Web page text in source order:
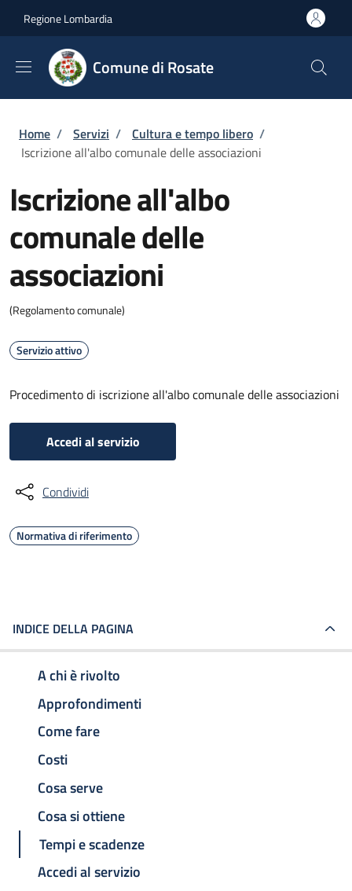
Regione Lombardia
Comune di Rosate
Briciole di pane
Home / Servizi / Cultura e tempo libero /
Iscrizione all'albo comunale delle associazioni
Iscrizione all'albo
comunale delle
associazioni
(Regolamento comunale)
Servizio attivo
Procedimento di iscrizione all'albo comunale delle associazioni
Accedi al servizio
Condividi
Normativa di riferimento
INDICE DELLA PAGINA
A chi è rivolto
Approfondimenti
Come fare
Costi
Cosa serve
Cosa si ottiene
Tempi e scadenze
Accedi al servizio